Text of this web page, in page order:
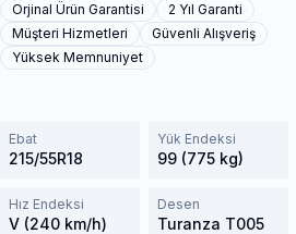
Orjinal Ürün Garantisi
2 Yıl Garanti
Müşteri Hizmetleri
Güvenli Alışveriş
Yüksek Memnuniyet
Ebat
215/55R18
Yük Endeksi
99 (775 kg)
Hız Endeksi
V (240 km/h)
Desen
Turanza T005